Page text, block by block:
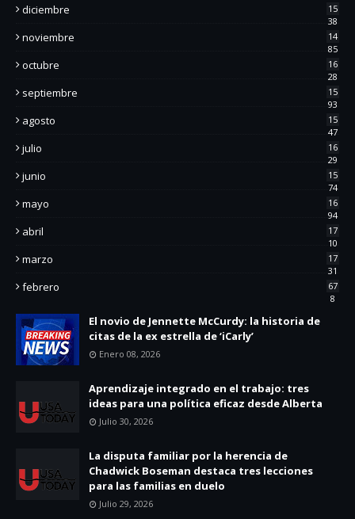
diciembre
15
38
noviembre
14
85
octubre
16
28
septiembre
15
93
agosto
15
47
julio
16
29
junio
15
74
mayo
16
94
abril
17
10
marzo
17
31
febrero
67
8
El novio de Jennette McCurdy: la historia de
citas de la ex estrella de ‘iCarly’
Enero 08, 2026
Aprendizaje integrado en el trabajo: tres
ideas para una política eficaz desde Alberta
Julio 30, 2026
La disputa familiar por la herencia de
Chadwick Boseman destaca tres lecciones
para las familias en duelo
Julio 29, 2026